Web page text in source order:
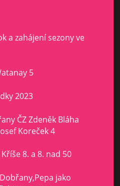
a zahájení sezony ve
5
2023
ČZ Zdeněk Bláha
Koreček 4
8. a 8. nad 50
jako